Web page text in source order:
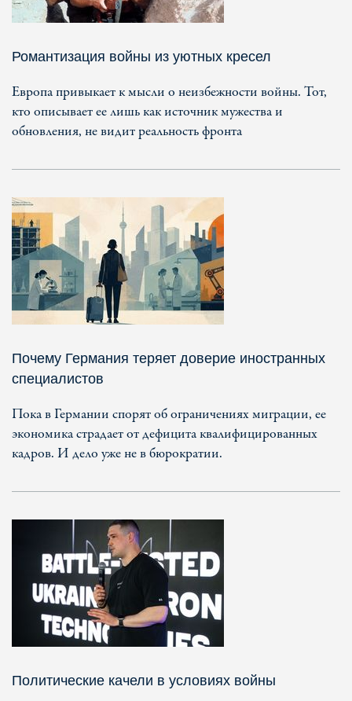
Романтизация войны из уютных кресел
Европа привыкает к мысли о неизбежности войны. Тот,
кто описывает ее лишь как источник мужества и
обновления, не видит реальность фронта
Почему Германия теряет доверие иностранных
специалистов
Пока в Германии спорят об ограничениях миграции, ее
экономика страдает от дефицита квалифицированных
кадров. И дело уже не в бюрократии.
Политические качели в условиях войны